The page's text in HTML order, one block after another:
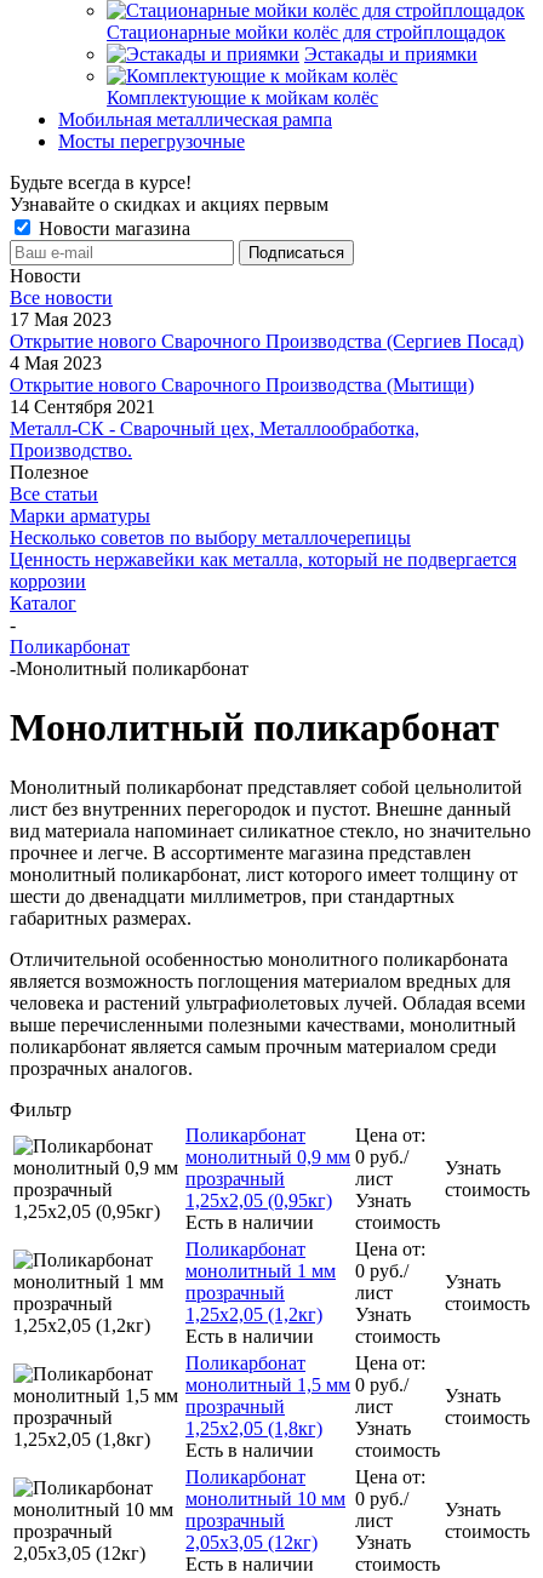
Стационарные мойки колёс для стройплощадок
Эстакады и приямки
Комплектующие к мойкам колёс
Мобильная металлическая рампа
Мосты перегрузочные
Будьте всегда в курсе!
Узнавайте о скидках и акциях первым
Новости магазина
Новости
Все новости
17 Мая 2023
Открытие нового Сварочного Производства (Сергиев Посад)
4 Мая 2023
Открытие нового Сварочного Производства (Мытищи)
14 Сентября 2021
Металл-СК - Сварочный цех, Металлообработка,
Производство.
Полезное
Все статьи
Марки арматуры
Несколько советов по выбору металлочерепицы
Ценность нержавейки как металла, который не подвергается
коррозии
Каталог
-
Поликарбонат
-Монолитный поликарбонат
Монолитный поликарбонат
Монолитный поликарбонат представляет собой цельнолитой
лист без внутренних перегородок и пустот. Внешне данный
вид материала напоминает силикатное стекло, но значительно
прочнее и легче. В ассортименте магазина представлен
монолитный поликарбонат, лист которого имеет толщину от
шести до двенадцати миллиметров, при стандартных
габаритных размерах.
Отличительной особенностью монолитного поликарбоната
является возможность поглощения материалом вредных для
человека и растений ультрафиолетовых лучей. Обладая всеми
выше перечисленными полезными качествами, монолитный
поликарбонат является самым прочным материалом среди
прозрачных аналогов.
Фильтр
Поликарбонат
монолитный 0,9 мм
прозрачный
1,25x2,05 (0,95кг)
Есть в наличии
Цена от:
0 руб./
лист
Узнать
стоимость
Узнать
стоимость
Поликарбонат
монолитный 1 мм
прозрачный
1,25x2,05 (1,2кг)
Есть в наличии
Цена от:
0 руб./
лист
Узнать
стоимость
Узнать
стоимость
Поликарбонат
монолитный 1,5 мм
прозрачный
1,25x2,05 (1,8кг)
Есть в наличии
Цена от:
0 руб./
лист
Узнать
стоимость
Узнать
стоимость
Поликарбонат
монолитный 10 мм
прозрачный
2,05x3,05 (12кг)
Есть в наличии
Цена от:
0 руб./
лист
Узнать
стоимость
Узнать
стоимость